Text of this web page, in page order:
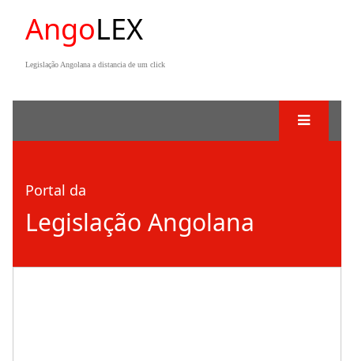
AngoLEX
Legislação Angolana a distancia de um click
Portal da
Legislação Angolana